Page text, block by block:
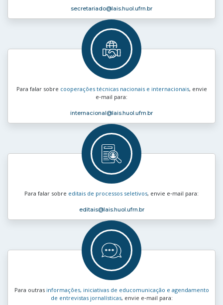
secretariado@lais.huol.ufrn.br
Para falar sobre cooperações técnicas nacionais e internacionais, envie
e‑mail para:
internacional@lais.huol.ufrn.br
Para falar sobre editais de processos seletivos, envie e‑mail para:
editais@lais.huol.ufrn.br
Para outras informações, iniciativas de educomunicação e agendamento
de entrevistas jornalísticas, envie e‑mail para: